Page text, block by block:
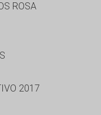
ROSA
2017